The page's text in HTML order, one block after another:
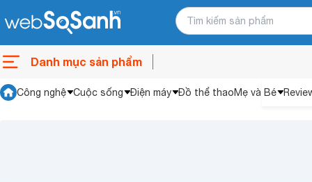
Danh mục sản phẩm
Công nghệ Cuộc sống Điện máy Đồ thể thaoMẹ và Bé